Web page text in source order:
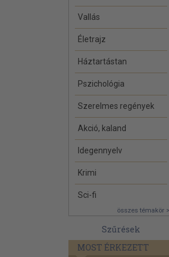
Vallás
Életrajz
Háztartástan
Pszichológia
Szerelmes regények
Akció, kaland
Idegennyelv
Krimi
Sci-fi
összes témakör
Szűrések
MOST ÉRKEZETT